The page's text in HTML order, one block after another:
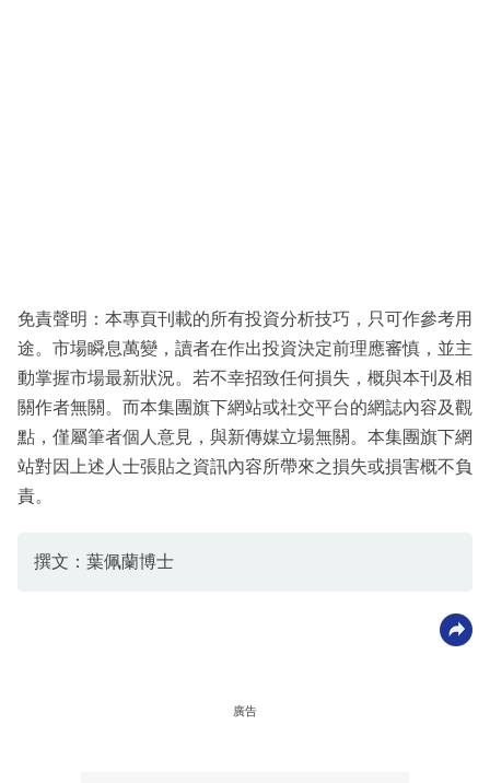
免責聲明：本專頁刊載的所有投資分析技巧，只可作參考用
途。市場瞬息萬變，讀者在作出投資決定前理應審慎，並主
動掌握市場最新狀況。若不幸招致任何損失，概與本刊及相
關作者無關。而本集團旗下網站或社交平台的網誌內容及觀
點，僅屬筆者個人意見，與新傳媒立場無關。本集團旗下網
站對因上述人士張貼之資訊內容所帶來之損失或損害概不負
責。
撰文：葉佩蘭博士
廣告